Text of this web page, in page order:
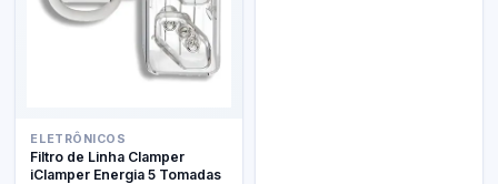
ELETRÔNICOS
Filtro de Linha Clamper
iClamper Energia 5 Tomadas